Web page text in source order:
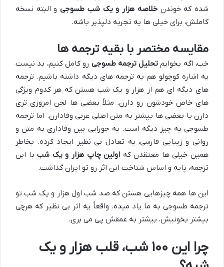
شده که خوندنخلاصه هزار و یک شب طسوجیو البته نسخه
کاملش، برای خیلی ها یه تجربه دلپذیر باشه.
مقایسه مختصر با بقیه ترجمه ها
خب، اگه بخوایم تحلیل ترجمه طسوجی رو کامل کنیم، بد نیست
یه اشاره کوچولو هم به ترجمه های دیگه داشته باشیم. ترجمه
های دیگه ای هم از هزار و یک شب هستن که هر کدوم ویژگی
های خاص خودشون رو دارن. مثلاً بعضی ها لحن امروزی تری
دارن یا بعضی ها بیشتر به متن اصلی عربی وفادارن. اما ترجمه
طسوجی یه چیز دیگه است. یه جورایی بین وفاداری به متن و
روانی و زیبایی فارسی، یه تعادل بی نظیر ایجاد کرده. بخاطر
همین خیلی ها معتقدن که اولین چاپ هزار و یک شببا این
ترجمه، پایه و اساس شناخت این اثر رو تو ایران گذاشت.
این ها همه چیزهایی هستن که صد شب اول هزار و یک شب تو
ترجمه طسوجی به ما یاد میده. واقعاً یه اثر بی نظیر که هرچی
بیشتر بخونیش، بیشتر به عمقش پی می بری.
چرا این ۱۰۰ شب، قلب هزار و یک